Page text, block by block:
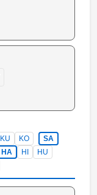
KU KO
SA
HA HI
HU